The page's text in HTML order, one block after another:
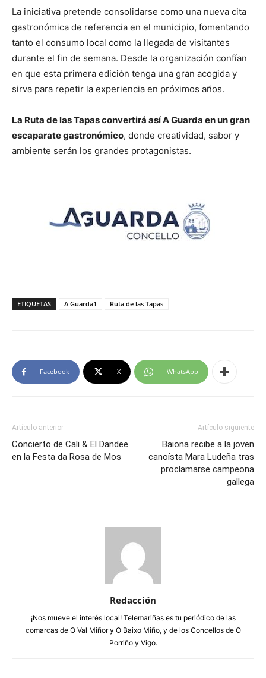
La iniciativa pretende consolidarse como una nueva cita
gastronómica de referencia en el municipio, fomentando
tanto el consumo local como la llegada de visitantes
durante el fin de semana. Desde la organización confían
en que esta primera edición tenga una gran acogida y
sirva para repetir la experiencia en próximos años.
La Ruta de las Tapas convertirá así A Guarda en un gran
escaparate gastronómico, donde creatividad, sabor y
ambiente serán los grandes protagonistas.
ETIQUETAS A Guarda1 Ruta de las Tapas
Facebook X WhatsApp
Artículo anterior
Concierto de Cali & El Dandee
en la Festa da Rosa de Mos
Artículo siguiente
Baiona recibe a la joven
canoísta Mara Ludeña tras
proclamarse campeona
gallega
Redacción
¡Nos mueve el interés local! Telemariñas es tu periódico de las
comarcas de O Val Miñor y O Baixo Miño, y de los Concellos de O
Porriño y Vigo.